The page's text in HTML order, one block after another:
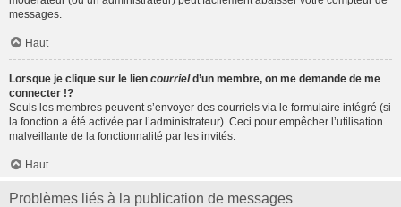
messages.
Haut
Lorsque je clique sur le lien courrield’un membre, on me demande de me
connecter !?
Seuls les membres peuvent s’envoyer des courriels via le formulaire intégré (si
la fonction a été activée par l’administrateur). Ceci pour empêcher l’utilisation
malveillante de la fonctionnalité par les invités.
Haut
Problèmes liés à la publication de messages